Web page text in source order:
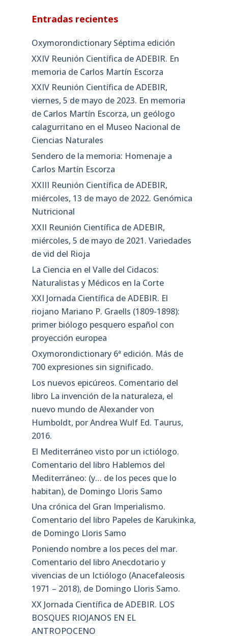
Entradas recientes
Oxymorondictionary Séptima edición
XXIV Reunión Científica de ADEBIR. En
memoria de Carlos Martín Escorza
XXIV Reunión Científica de ADEBIR,
viernes, 5 de mayo de 2023. En memoria
de Carlos Martín Escorza, un geólogo
calagurritano en el Museo Nacional de
Ciencias Naturales
Sendero de la memoria: Homenaje a
Carlos Martín Escorza
XXIII Reunión Científica de ADEBIR,
miércoles, 13 de mayo de 2022. Genómica
Nutricional
XXII Reunión Científica de ADEBIR,
miércoles, 5 de mayo de 2021. Variedades
de vid del Rioja
La Ciencia en el Valle del Cidacos:
Naturalistas y Médicos en la Corte
XXI Jornada Científica de ADEBIR. El
riojano Mariano P. Graells (1809-1898):
primer biólogo pesquero español con
proyección europea
Oxymorondictionary 6ª edición. Más de
700 expresiones sin significado.
Los nuevos epicúreos. Comentario del
libro La invención de la naturaleza, el
nuevo mundo de Alexander von
Humboldt, por Andrea Wulf Ed. Taurus,
2016.
El Mediterráneo visto por un ictiólogo.
Comentario del libro Hablemos del
Mediterráneo: (y… de los peces que lo
habitan), de Domingo Lloris Samo
Una crónica del Gran Imperialismo.
Comentario del libro Papeles de Karukinka,
de Domingo Lloris Samo
Poniendo nombre a los peces del mar.
Comentario del libro Anecdotario y
vivencias de un Ictiólogo (Anacefaleosis
1971 – 2018), de Domingo Lloris Samo.
XX Jornada Científica de ADEBIR. LOS
BOSQUES RIOJANOS EN EL
ANTROPOCENO